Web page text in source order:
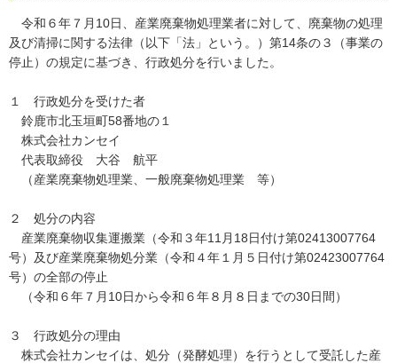
令和６年７月10日、産業廃棄物処理業者に対して、廃棄物の処理
及び清掃に関する法律（以下「法」という。）第14条の３（事業の
停止）の規定に基づき、行政処分を行いました。
１ 行政処分を受けた者
鈴鹿市北玉垣町58番地の１
株式会社カンセイ
代表取締役 大谷 航平
（産業廃棄物処理業、一般廃棄物処理業 等）
２ 処分の内容
産業廃棄物収集運搬業（令和３年11月18日付け第02413007764
号）及び産業廃棄物処分業（令和４年１月５日付け第02423007764
号）の全部の停止
（令和６年７月10日から令和６年８月８日までの30日間）
３ 行政処分の理由
株式会社カンセイは、処分（発酵処理）を行うとして受託した産